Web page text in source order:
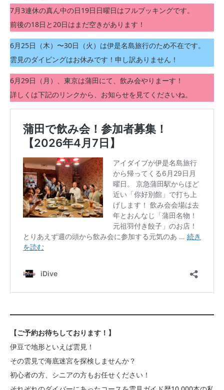
7月3連休の真ん中の日19日日曜日はフルブッキングです。
前後の18日と20日はまだ空きがあります！
6月25日（木）〜30日（火）は伊是名島旅行のため不在です。
雲見のダイビングはお休みです！申し訳ありません！
6月29日（月）、東京は蒲田にて、飲み会やりまーす！
詳しくは下記のリンクから、お知らせを見てくださいね。
【ご予約お待ちしております！】
伊豆で地形といえば雲見！
その雲見で海底迷宮を探検しませんか？
初心者の方、シニアの方もお任せください！